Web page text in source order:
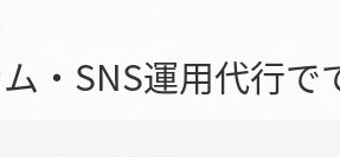
・SNS運用代行で